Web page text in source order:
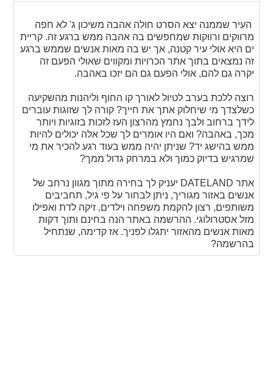
העיר שממנה יצא הסרט חולה אהבה משיכון ג' לא חפה
מרווקים ורווקות שמחפשים בה אהבה ממש ברגע זה. קריית
ים היא אולי עיר קטנה, אך יש בה מאות אנשים שממש ברגע
זה נמצאים בתוך אתר הכרויות ומקווים שאולי הפעם זה
יקרה גם להם, אולי הפעם גם הם יזכו באהבה.
רוצה ללכת בערב לטיול לאורך קו החוף וליהנות מהשקיעה
כשלצדך מי שיחלוק אתך את חייך? קורה לך שזוגות עוברים
לידך ברחוב ולבך נחמץ מהרצון העז לזכות בזוגיות ויותר
מכך, באהבה? ואם היו אומרים לך שכל אלה יכולים להיות
ממש בהישג יד? שניתן יהיה ממש בעוד רגע להכיר את מי
שמרגיש בדיוק כמוך ולא במרחק גדול ממך?
אתר DATELAND יעניק לך בחירה מתוך מגוון נרחב של
אנשים באזור מגוריך, ניתן לבחור על פי גיל, תחביבים
משותפים, רצון להקמת משפחה וילדים, זיקה לדת ואפילו
מזל אסטרולוגי. ההרשמה באתר הנה בחינם ותוך דקות
מאות אנשים מהאזור יתגלו לפניך. אז קדימה, שנתחיל
בהרשמה?